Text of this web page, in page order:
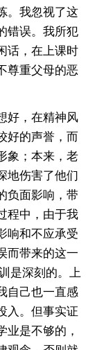
。我忽视了这
错误。我所犯
话，在上课时
尊重父母的恶
好，在精神风
好的声誉，而
象；本来，老
地伤害了他们
负面影响，带
程中，由于我
响和不应承受
而带来的这一
是深刻的。上
自己也一直感
入。但事实证
业是不够的，